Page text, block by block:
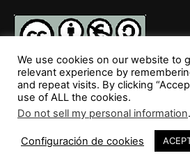
SÍGUENOS
We use cookies on our website to
relevant experience by
and repeat visits. By clicking
use of ALL the cookies.
Do not sell my personal information.
Configuración de cookies